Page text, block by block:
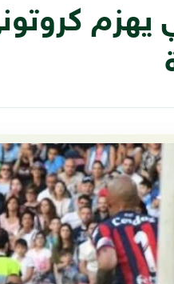
يهزم